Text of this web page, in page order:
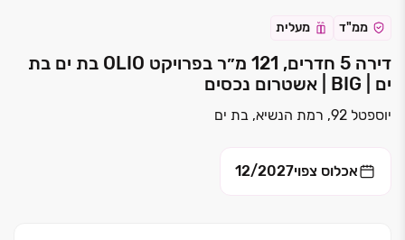
ממ"ד מעלית
דירה 5 חדרים, 121 מ״ר בפרויקט OLIO בת ים בת
ים | BIG | אשטרום נכסים
יוספטל 92, רמת הנשיא, בת ים
אכלוס צפוי12/2027